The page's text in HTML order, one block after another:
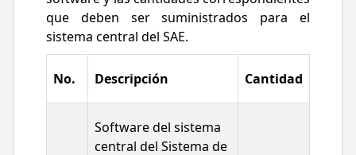
que deben ser suministrados para el
sistema central del SAE.
No. Descripción Cantidad
Software del sistema
central del Sistema de